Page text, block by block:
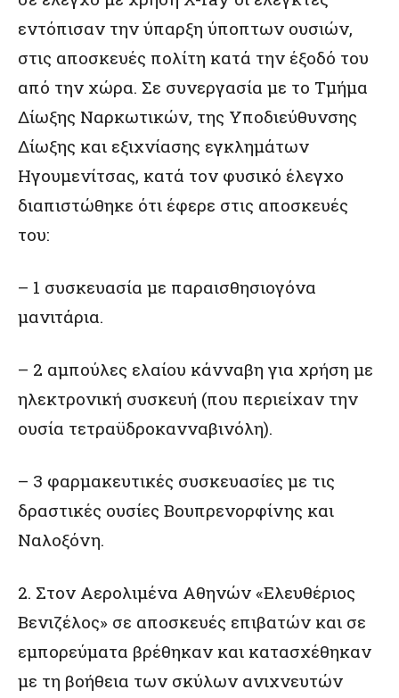
εντόπισαν την ύπαρξη ύποπτων ουσιών,
στις αποσκευές πολίτη κατά την έξοδό του
από την χώρα. Σε συνεργασία με το Τμήμα
Δίωξης Ναρκωτικών, της Υποδιεύθυνσης
Δίωξης και εξιχνίασης εγκλημάτων
Ηγουμενίτσας, κατά τον φυσικό έλεγχο
διαπιστώθηκε ότι έφερε στις αποσκευές
του:
– 1 συσκευασία με παραισθησιογόνα
μανιτάρια.
– 2 αμπούλες ελαίου κάνναβη για χρήση με
ηλεκτρονική συσκευή (που περιείχαν την
ουσία τετραϋδροκανναβινόλη).
– 3 φαρμακευτικές συσκευασίες με τις
δραστικές ουσίες Βουπρενορφίνης και
Ναλοξόνη.
2. Στον Αερολιμένα Αθηνών «Ελευθέριος
Βενιζέλος» σε αποσκευές επιβατών και σε
εμπορεύματα βρέθηκαν και κατασχέθηκαν
με τη βοήθεια των σκύλων ανιχνευτών